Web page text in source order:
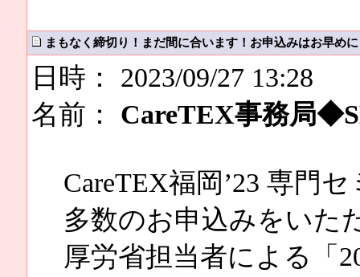
まもなく締切り！まだ間に合います！お申込みはお早め
日時： 2023/09/27 13:28
名前： CareTEX事務局
CareTEX福岡’23 専門
多数のお申込みをいた
厚労省担当者による「